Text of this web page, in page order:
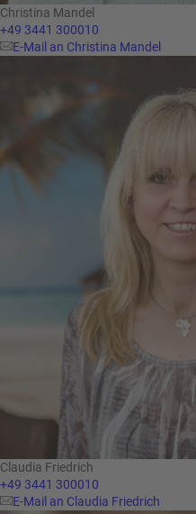
Christina Mandel
+49 3441 300010
E-Mail an Christina Mandel
Claudia Friedrich
+49 3441 300010
E-Mail an Claudia Friedrich